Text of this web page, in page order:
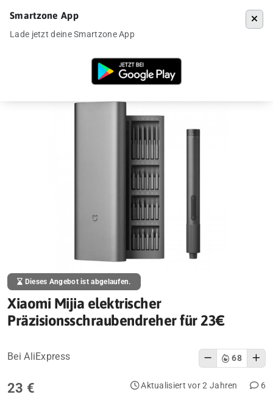
»Xiaomi Mijia elektrischer
Dieses Angebot ist abgelaufen.
Xiaomi Mijia elektrischer
Präzisionsschraubendreher für 23€
Bei AliExpress 68
23 € Aktualisiert vor 2 Jahren 6
Smartzone App
Lade jetzt deine Smartzone App